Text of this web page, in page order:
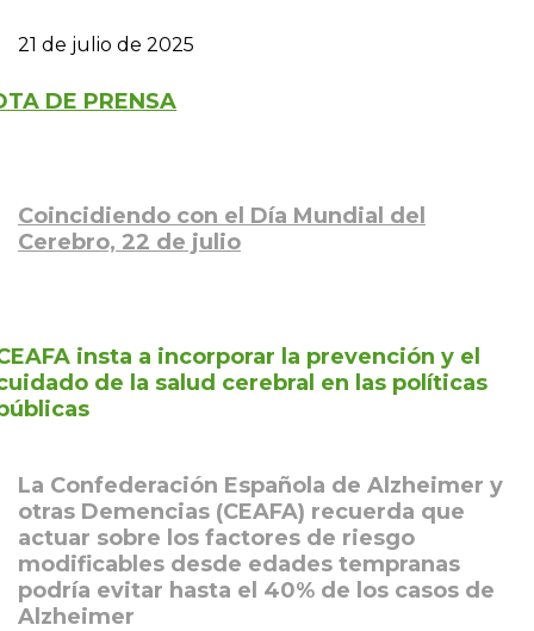
21 de julio de 2025
DE PRENSA
Coincidiendo con el Día Mundial del
Cerebro, 22 de julio
insta a incorporar la prevención y el
de la salud cerebral en las políticas
La Confederación Española de Alzheimer y
otras Demencias (CEAFA) recuerda que
actuar sobre los factores de riesgo
modificables desde edades tempranas
podría evitar hasta el 40% de los casos de
Alzheimer